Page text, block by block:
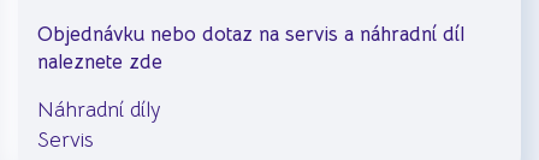
Objednávku nebo dotaz na servis a náhradní díl
naleznete zde
Náhradní díly
Servis